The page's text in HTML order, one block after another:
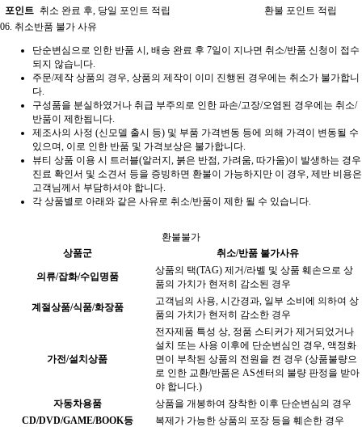
포인트 취소 완료 후, 당일 포인트 적립
환불 포인트 적립
06. 취소반품 불가 사유
단순변심으로 인한 반품 시, 배송 완료 후 7일이 지나면 취소/반품 신청이 접수
되지 않습니다.
주문/제작 상품의 경우, 상품의 제작이 이미 진행된 경우에는 취소가 불가합니
다.
구성품을 분실하였거나 취급 부주의로 인한 파손/고장/오염된 경우에는 취소/
반품이 제한됩니다.
제조사의 사정 (신모델 출시 등) 및 부품 가격변동 등에 의해 가격이 변동될 수
있으며, 이로 인한 반품 및 가격보상은 불가합니다.
뷰티 상품 이용 시 트러블(알러지, 붉은 반점, 가려움, 따가움)이 발생하는 경우
진료 확인서 및 소견서 등을 증빙하면 환불이 가능하지만 이 경우, 제반 비용은
고객님께서 부담하셔야 합니다.
각 상품별로 아래와 같은 사유로 취소/반품이 제한 될 수 있습니다.
환불불가
상품군
취소/반품 불가사유
의류/잡화/수입명품
상품의 택(TAG) 제거/라벨 및 상품 훼손으로 상
품의 가치가 현저히 감소된 경우
계절상품/식품/화장품
고객님의 사용, 시간경과, 일부 소비에 의하여 상
품의 가치가 현저히 감소한 경우
가전/설치상품
전자제품 특성 상, 정품 스티커가 제거되었거나
설치 또는 사용 이후에 단순변심인 경우, 액정화
면이 부착된 상품의 전원을 켠 경우 (상품불량으
로 인한 교환/반품은 AS센터의 불량 판정을 받아
야 합니다.)
자동차용품
상품을 개봉하여 장착한 이후 단순변심의 경우
CD/DVD/GAME/BOOK등
복제가 가능한 상품의 포장 등을 훼손한 경우